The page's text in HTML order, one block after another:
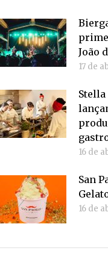
João
17 de
16 de
San
16 de